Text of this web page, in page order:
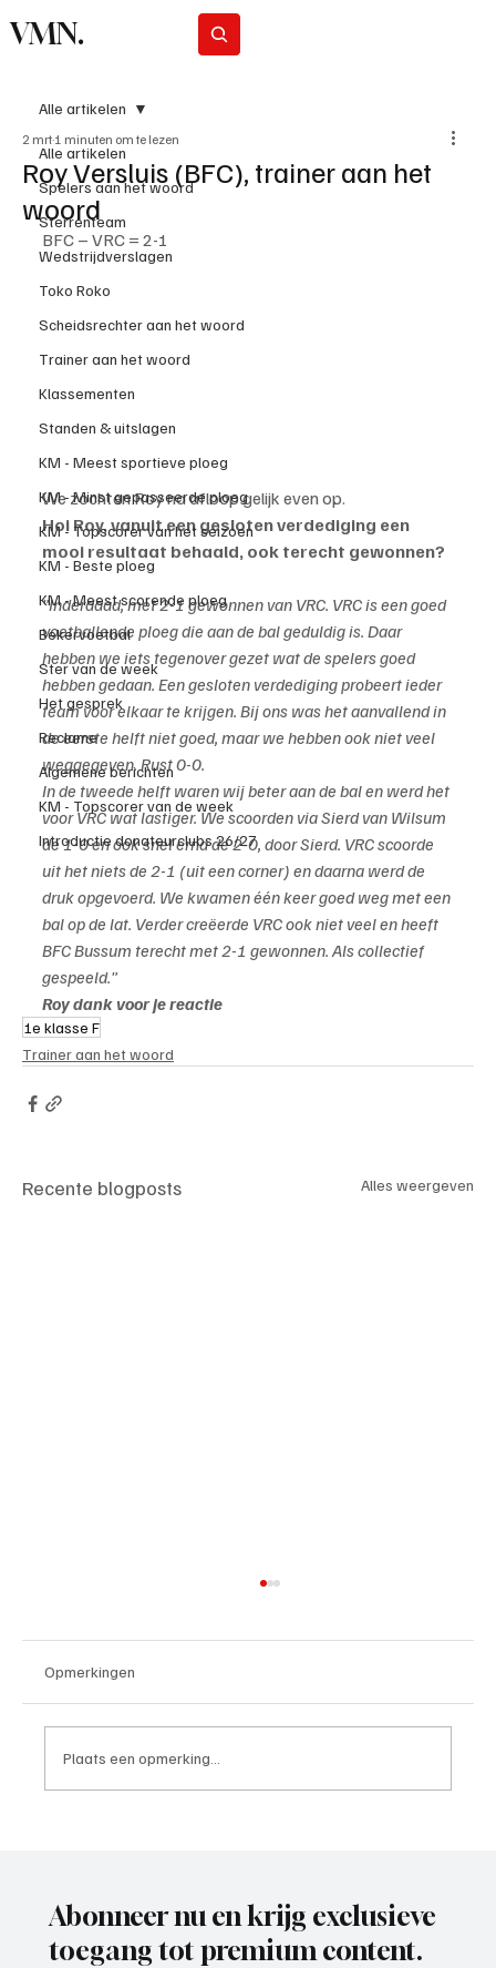
VMN.
Alle artikelen
Spelers aan het woord
Sterrenteam
Wedstrijdverslagen
Toko Roko
Scheidsrechter aan het woord
Trainer aan het woord
Klassementen
Standen & uitslagen
KM - Meest sportieve ploeg
KM - Minst gepasseerde ploeg
KM - Topscorer van het seizoen
KM - Beste ploeg
KM - Meest scorende ploeg
Bekervoetbal
Ster van de week
Het gesprek
Reclame
Algemene berichten
KM - Topscorer van de week
Introductie donateurclubs 26/27
Alle artikelen
Roy Versluis (BFC), trainer aan het
woord
2 mrt 1 minuten om te lezen
BFC – VRC = 2-1
We zochten Roy na afloop gelijk even op.
Hoi Roy, vanuit een gesloten verdediging een
mooi resultaat behaald, ook terecht gewonnen?
"Inderdaad, met 2-1 gewonnen van VRC. VRC is een goed
voetballende ploeg die aan de bal geduldig is. Daar
hebben we iets tegenover gezet wat de spelers goed
hebben gedaan. Een gesloten verdediging probeert ieder
team voor elkaar te krijgen. Bij ons was het aanvallend in
de eerste helft niet goed, maar we hebben ook niet veel
weggegeven. Rust 0-0.
In de tweede helft waren wij beter aan de bal en werd het
voor VRC wat lastiger. We scoorden via Sierd van Wilsum
de 1-0 en ook snel erna de 2-0, door Sierd. VRC scoorde
uit het niets de 2-1 (uit een corner) en daarna werd de
druk opgevoerd. We kwamen één keer goed weg met een
bal op de lat. Verder creëerde VRC ook niet veel en heeft
BFC Bussum terecht met 2-1 gewonnen. Als collectief
gespeeld."
Roy dank voor je reactie
1e klasse F
Trainer aan het woord
Recente blogposts Alles weergeven
Opmerkingen
Plaats een opmerking...
Abonneer nu en krijg exclusieve
toegang tot premium content.